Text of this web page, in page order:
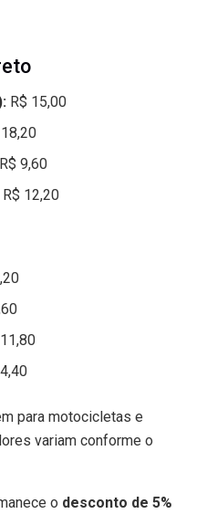
R$ 15,00
18,20
R$ 9,60
R$ 12,20
para motocicletas e
variam conforme o
o desconto de 5%